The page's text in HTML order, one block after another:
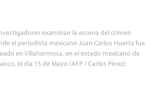
examinan la escena del crimen
el periodista mexicano Juan Carlos Huerta fue
en Villahermosa, en el estado mexicano de
el día 15 de Mayo (AFP / Carlos Pérez)